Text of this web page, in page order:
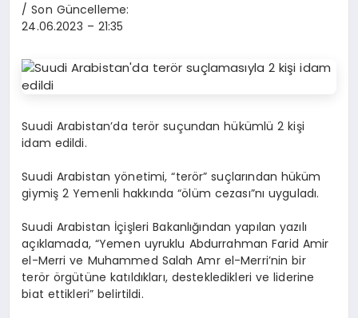
/ Son Güncelleme:
24.06.2023 – 21:35
Suudi Arabistan’da terör suçundan hükümlü 2 kişi
idam edildi.
Suudi Arabistan yönetimi, “terör” suçlarından hüküm
giymiş 2 Yemenli hakkında “ölüm cezası”nı uyguladı.
Suudi Arabistan İçişleri Bakanlığından yapılan yazılı
açıklamada, “Yemen uyruklu Abdurrahman Farid Amir
el-Merri ve Muhammed Salah Amr el-Merri’nin bir
terör örgütüne katıldıkları, destekledikleri ve liderine
biat ettikleri” belirtildi.